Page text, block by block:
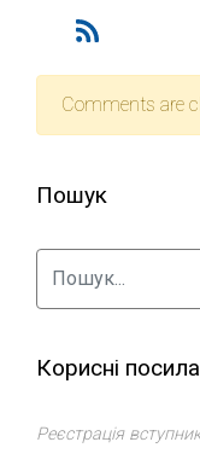
Comments are
Пошук
Корисні
Реєстрація